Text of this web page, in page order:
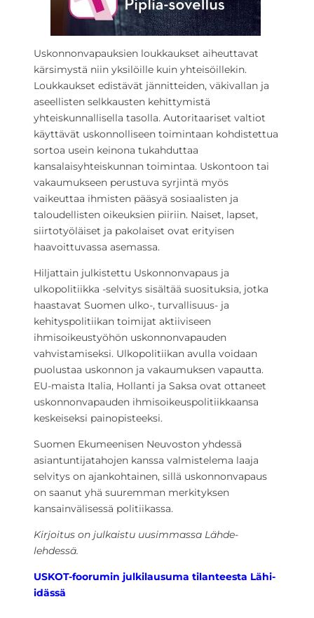
Uskonnonvapauksien loukkaukset aiheuttavat
kärsimystä niin yksilöille kuin yhteisöillekin.
Loukkaukset edistävät jännitteiden, väkivallan ja
aseellisten selkkausten kehittymistä
yhteiskunnallisella tasolla. Autoritaariset valtiot
käyttävät uskonnolliseen toimintaan kohdistettua
sortoa usein keinona tukahduttaa
kansalaisyhteiskunnan toimintaa. Uskontoon tai
vakaumukseen perustuva syrjintä myös
vaikeuttaa ihmisten pääsyä sosiaalisten ja
taloudellisten oikeuksien piiriin. Naiset, lapset,
siirtotyöläiset ja pakolaiset ovat erityisen
haavoittuvassa asemassa.
Hiljattain julkistettu Uskonnonvapaus ja
ulkopolitiikka -selvitys sisältää suosituksia, jotka
haastavat Suomen ulko-, turvallisuus- ja
kehityspolitiikan toimijat aktiiviseen
ihmisoikeustyöhön uskonnonvapauden
vahvistamiseksi. Ulkopolitiikan avulla voidaan
puolustaa uskonnon ja vakaumuksen vapautta.
EU-maista Italia, Hollanti ja Saksa ovat ottaneet
uskonnonvapauden ihmisoikeuspolitiikkaansa
keskeiseksi painopisteeksi.
Suomen Ekumeenisen Neuvoston yhdessä
asiantuntijatahojen kanssa valmistelema laaja
selvitys on ajankohtainen, sillä uskonnonvapaus
on saanut yhä suuremman merkityksen
kansainvälisessä politiikassa.
Kirjoitus on julkaistu uusimmassa Lähde-
lehdessä.
USKOT-foorumin julkilausuma tilanteesta Lähi-
idässä